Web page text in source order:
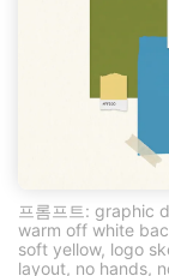
프롬프트: graphic
warm off white
soft yellow, logo
layout, no hands,